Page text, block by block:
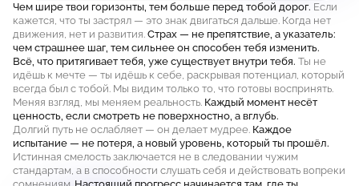
Чем шире твои горизонты, тем больше перед тобой дорог. Если
кажется, что ты застрял — это знак двигаться дальше. Когда нет
движения, нет и развития.Страх — не препятствие, а указатель:
чем страшнее шаг, тем сильнее он способен тебя изменить.
Всё, что притягивает тебя, уже существует внутри тебя. Ты не
идёшь к мечте — ты идёшь к себе, раскрывая потенциал, который
всегда был с тобой. Мы видим только то, что готовы воспринять.
Меняя взгляд, мы меняем реальность. Каждый момент несёт
ценность, если смотреть не поверхностно, а вглубь.
Долгий путь не ослабляет — он делает мудрее. Каждое
испытание — не потеря, а новый уровень, который ты прошёл.
Истинная смелость заключается не в следовании чужим
стандартам, а в способности слушать себя и действовать вопреки